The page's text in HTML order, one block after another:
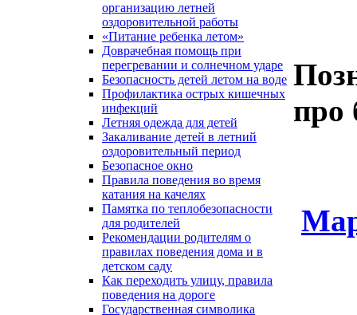
организацию летней
оздоровительной работы
«Питание ребенка летом»
Доврачебная помощь при
перегревании и солнечном ударе
Безопасность детей летом на воде
Профилактика острых кишечных
инфекций
Летняя одежда для детей
Закаливание детей в летний
оздоровительный период
Безопасное окно
Правила поведения во время
катания на качелях
Памятка по теплобезопасности
для родителей
Рекомендации родителям о
правилах поведения дома и в
детском саду
Как переходить улицу, правила
поведения на дороге
Государственная символика
про